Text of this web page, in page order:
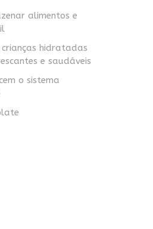
alimentos e
hidratadas
e saudáveis
o sistema